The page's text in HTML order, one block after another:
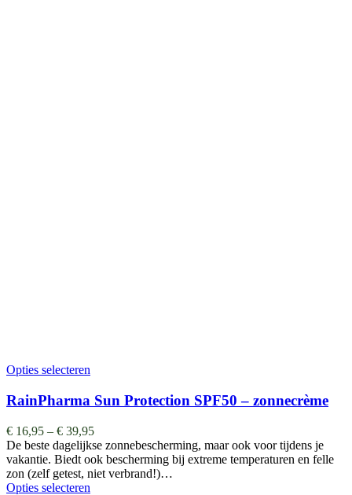
Opties selecteren
RainPharma Sun Protection SPF50 – zonnecrème
€ 16,95 – € 39,95
De beste dagelijkse zonnebescherming, maar ook voor tijdens je
vakantie. Biedt ook bescherming bij extreme temperaturen en felle
zon (zelf getest, niet verbrand!)…
Opties selecteren